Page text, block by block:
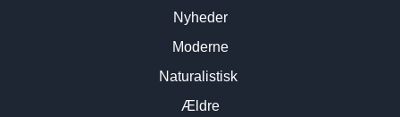
Nyheder
Moderne
Naturalistisk
Ældre